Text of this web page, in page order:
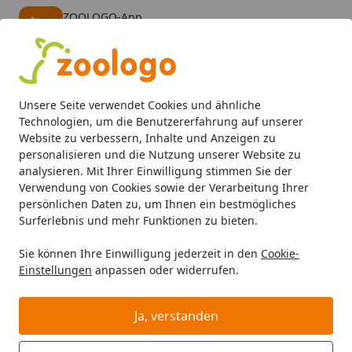
Unsere Seite verwendet Cookies und ähnliche
Technologien, um die Benutzererfahrung auf unserer
Website zu verbessern, Inhalte und Anzeigen zu
personalisieren und die Nutzung unserer Website zu
analysieren. Mit Ihrer Einwilligung stimmen Sie der
Verwendung von Cookies sowie der Verarbeitung Ihrer
persönlichen Daten zu, um Ihnen ein bestmögliches
Surferlebnis und mehr Funktionen zu bieten.
Sie können Ihre Einwilligung jederzeit in den Cookie-
Einstellungen anpassen oder widerrufen.
Ja, verstanden
ZOOLOGO-App
Alle Produkte
Mein Konto
Suchen
Startseite
Hund Hundefutter Nassfutter BOSCH Freshe
BOSCH Freshe Schnauze 250g Pute,
Quinoa & Spinat Hundenassfutter
BALD VERGRIFFEN